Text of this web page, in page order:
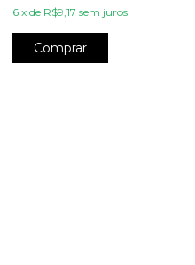
6 x de R$9,17 sem juros
Comprar